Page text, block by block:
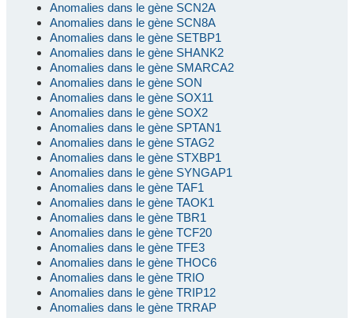
Anomalies dans le gène SCN2A
Anomalies dans le gène SCN8A
Anomalies dans le gène SETBP1
Anomalies dans le gène SHANK2
Anomalies dans le gène SMARCA2
Anomalies dans le gène SON
Anomalies dans le gène SOX11
Anomalies dans le gène SOX2
Anomalies dans le gène SPTAN1
Anomalies dans le gène STAG2
Anomalies dans le gène STXBP1
Anomalies dans le gène SYNGAP1
Anomalies dans le gène TAF1
Anomalies dans le gène TAOK1
Anomalies dans le gène TBR1
Anomalies dans le gène TCF20
Anomalies dans le gène TFE3
Anomalies dans le gène THOC6
Anomalies dans le gène TRIO
Anomalies dans le gène TRIP12
Anomalies dans le gène TRRAP